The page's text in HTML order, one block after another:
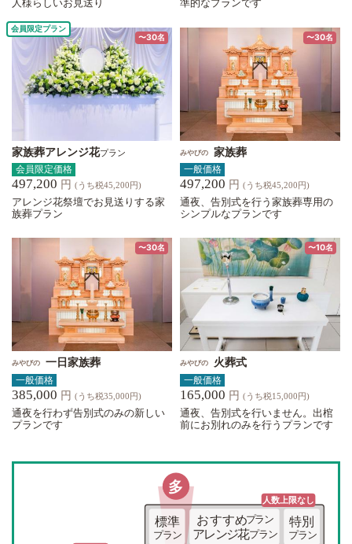
人様らしいお見送り 準的なプランです
会員限定プラン
〜30名
家族葬アレンジ花プラン
会員限定価格
497,200 円 (うち税45,200円)
アレンジ花祭壇でお見送りする家
族葬プラン
〜30名
みやびの 家族葬
一般価格
497,200 円 (うち税45,200円)
通夜、告別式を行う家族葬専用の
シンプルなプランです
〜30名
みやびの 一日家族葬
一般価格
385,000 円 (うち税35,000円)
通夜を行わず告別式のみの新しい
プランです
〜10名
みやびの 火葬式
一般価格
165,000 円 (うち税15,000円)
通夜、告別式を行いません。出棺
前にお別れのみを行うプランです
特別
プラン
人数上限なし
多
標準
プラン
おすすめプラン
アレンジ花プラン